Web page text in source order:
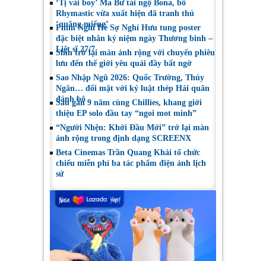
‘Tị vài boy’ Ma Bư tái ngộ Bona, bố
Rhymastic vừa xuất hiện đã tranh thủ
‘quăng miếng’
Phim Nghỉ Hè Sợ Nghỉ Hưu tung poster
đặc biệt nhân kỷ niệm ngày Thương binh –
Liệt sĩ 27/7
Shin trở lại màn ảnh rộng với chuyến phiêu
lưu đến thế giới yêu quái đầy bất ngờ
Sao Nhập Ngũ 2026: Quốc Trường, Thúy
Ngân… đối mặt với kỷ luật thép Hải quân
đánh bộ
Sau gần 9 năm cùng Chillies, khang giới
thiệu EP solo đầu tay “ngoi mot minh”
“Người Nhện: Khởi Đầu Mới” trở lại màn
ảnh rộng trong định dạng SCREENX
Beta Cinemas Trần Quang Khải tổ chức
chiếu miễn phí ba tác phẩm điện ảnh lịch
sử